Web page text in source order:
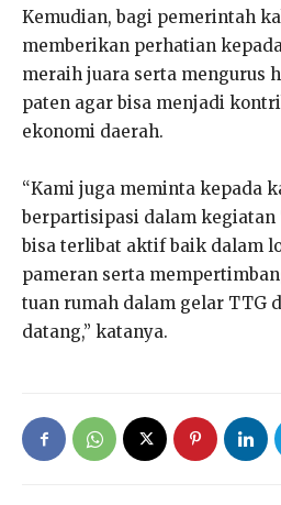
Kemudian, bagi pemerintah
memberikan perhatian
meraih juara serta mengurus
paten agar bisa menjadi
ekonomi daerah.
“Kami juga meminta kepada
berpartisipasi dalam kegiatan
bisa terlibat aktif baik dalam
pameran serta
tuan rumah dalam gelar TTG
datang,” katanya.